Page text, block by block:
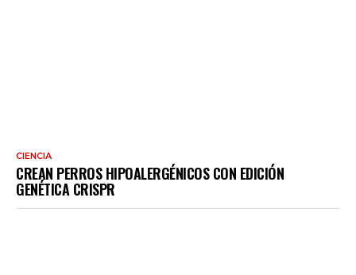
CIENCIA
CREAN PERROS HIPOALERGÉNICOS CON EDICIÓN
GENÉTICA CRISPR